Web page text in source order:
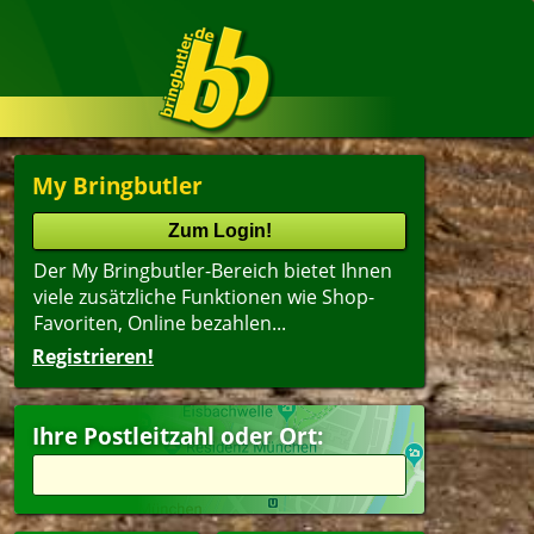
My Bringbutler
Der My Bringbutler-Bereich bietet Ihnen
viele zusätzliche Funktionen wie Shop-
Favoriten, Online bezahlen...
Registrieren!
Ihre Postleitzahl oder Ort: